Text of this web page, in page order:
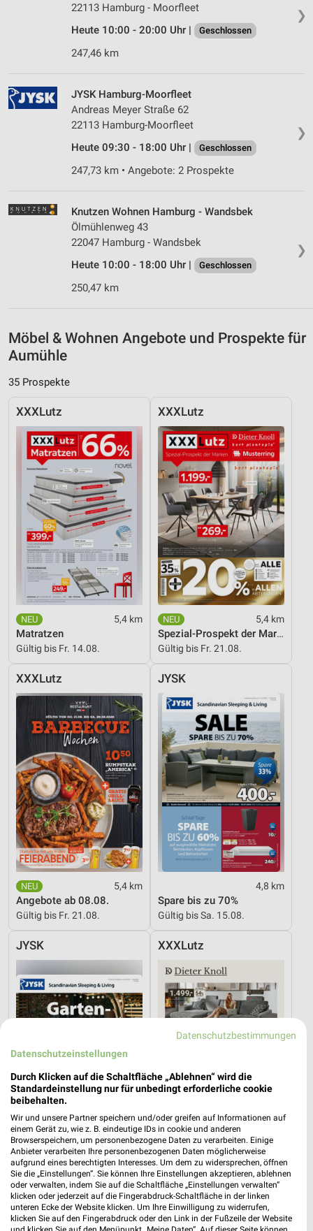
❯
22113 Hamburg - Moorfleet
Heute 10:00 - 20:00 Uhr |
Geschlossen
247,46 km
❯
JYSK Hamburg-Moorfleet
Andreas Meyer Straße 62
22113 Hamburg-Moorfleet
Heute 09:30 - 18:00 Uhr |
Geschlossen
247,73 km • Angebote: 2 Prospekte
❯
Knutzen Wohnen Hamburg - Wandsbek
Ölmühlenweg 43
22047 Hamburg - Wandsbek
Heute 10:00 - 18:00 Uhr |
Geschlossen
250,47 km
Möbel & Wohnen Angebote und Prospekte für
Aumühle
35 Prospekte
XXXLutz
5,4 km
Matratzen
Gültig bis Fr. 14.08.
XXXLutz
5,4 km
Spezial-Prospekt der Marken
Gültig bis Fr. 21.08.
XXXLutz
5,4 km
Angebote ab 08.08.
Gültig bis Fr. 21.08.
JYSK
4,8 km
Spare bis zu 70%
Gültig bis Sa. 15.08.
JYSK
4,8 km
Gartenabverkauf
Gültig bis Sa. 15.08.
XXXLutz
5,4 km
Dieter Knoll
Gültig bis Fr. 14.08.
XXXLutz XXXLutz
Datenschutzbestimmungen
Datenschutzeinstellungen
Durch Klicken auf die Schaltfläche „Ablehnen“ wird die
Standardeinstellung nur für unbedingt erforderliche cookie
beibehalten.
Wir und unsere Partner speichern und/oder greifen auf Informationen auf
einem Gerät zu, wie z. B. eindeutige IDs in cookie und anderen
Browserspeichern, um personenbezogene Daten zu verarbeiten. Einige
Anbieter verarbeiten Ihre personenbezogenen Daten möglicherweise
aufgrund eines berechtigten Interesses. Um dem zu widersprechen, öffnen
Sie die „Einstellungen“. Sie können Ihre Einstellungen akzeptieren, ablehnen
oder verwalten, indem Sie auf die Schaltfläche „Einstellungen verwalten“
klicken oder jederzeit auf die Fingerabdruck-Schaltfläche in der linken
unteren Ecke der Website klicken. Um Ihre Einwilligung zu widerrufen,
klicken Sie auf den Fingerabdruck oder den Link in der Fußzeile der Website